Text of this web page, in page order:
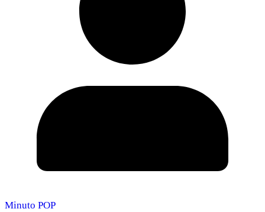
Minuto POP